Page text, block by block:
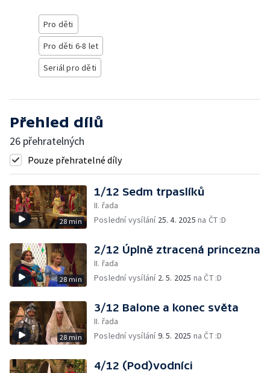
Pro děti
Pro děti 6-8 let
Seriál pro děti
Přehled dílů
26 přehratelných
Pouze přehratelné díly
28 min
1/12 Sedm trpaslíků
II. řada
Poslední vysílání 25. 4. 2025 na ČT :D
28 min
2/12 Úplně ztracená princezna
II. řada
Poslední vysílání 2. 5. 2025 na ČT :D
28 min
3/12 Balone a konec světa
II. řada
Poslední vysílání9. 5. 2025 na ČT :D
4/12 (Pod)vodníci